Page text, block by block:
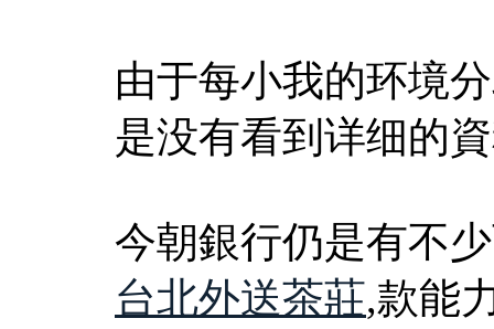
由于每小我的环境
是没有看到详细的
今朝銀行仍是有不
台北外送茶莊,款能